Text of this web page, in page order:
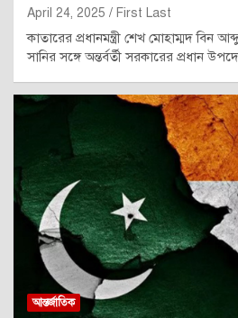
April 24, 2025 First Last
কাতারের প্রধানমন্ত্রী শেখ মোহাম্মদ বিন
সানির সঙ্গে অন্তর্বর্তী সরকারের প্রধান
আন্তর্জাতিক